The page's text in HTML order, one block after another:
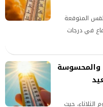
المتوقعة
يسود ارتفاع في درجات
والمحسوسة
حيث